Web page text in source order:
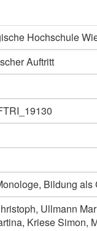
Hochschule
Auftritt
Bildung
Ullmann
Kriese Simon,